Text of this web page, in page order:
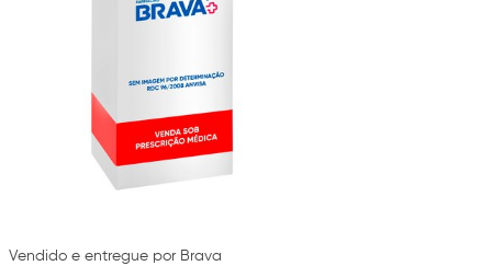
Vendido e entregue por Brava